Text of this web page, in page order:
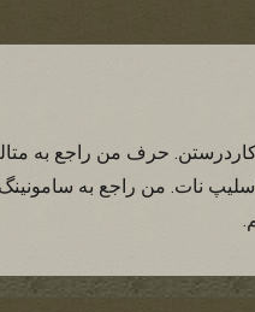
حرف من راجع به
نات. من راجع به سامونینگ،